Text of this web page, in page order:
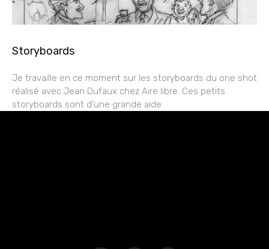
Storyboards
Je travaille en ce moment sur les storyboards du one shot
réalisé avec Jean Dufaux chez Aire libre. Ces petits
storyboards sont d’une grande aide